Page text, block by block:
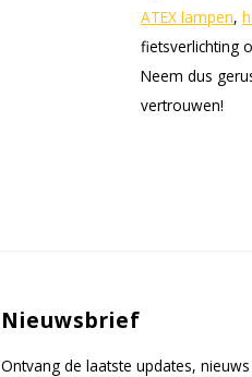
ATEX lampen,
fietsverlichting
Neem dus
vertrouwen!
Nieuwsbrief
Ontvang de laatste updates,